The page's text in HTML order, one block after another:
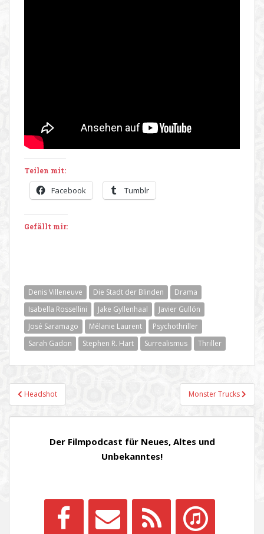
Teilen mit:
Facebook Tumblr
Gefällt mir:
Denis Villeneuve Die Stadt der Blinden
Drama
Isabella Rossellini
Jake Gyllenhaal
Javier Gullón
José Saramago
Mélanie Laurent
Psychothriller
Sarah Gadon
Stephen R. Hart Surrealismus Thriller
Beitragsnavigation
Headshot Monster Trucks
Der Filmpodcast für Neues, Altes und
Unbekanntes!